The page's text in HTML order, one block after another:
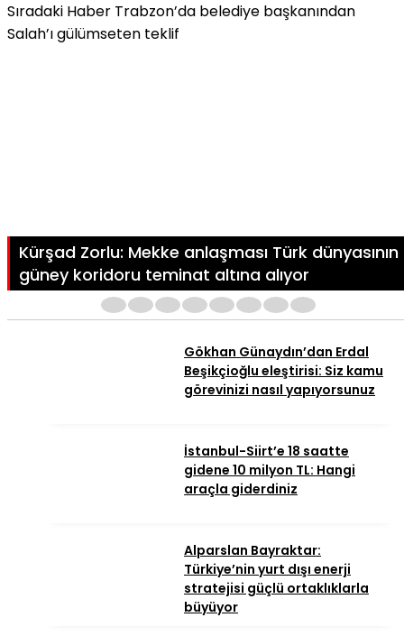
Sıradaki Haber Trabzon’da belediye başkanından
Salah’ı gülümseten teklif
Kürşad Zorlu: Mekke anlaşması Türk dünyasının
güney koridoru teminat altına alıyor
Gökhan Günaydın’dan Erdal
Beşikçioğlu eleştirisi: Siz kamu
görevinizi nasıl yapıyorsunuz
İstanbul-Siirt’e 18 saatte
gidene 10 milyon TL: Hangi
araçla giderdiniz
Alparslan Bayraktar:
Türkiye’nin yurt dışı enerji
stratejisi güçlü ortaklıklarla
büyüyor